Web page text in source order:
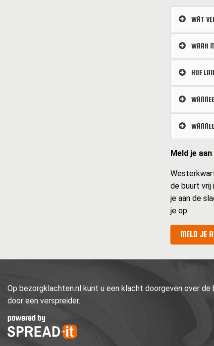
WAT
WAAR
HOE
Meld je
de buurt vrij
je aan de
je op.
MELD JE
Op bezorgklachten.nl kunt u een klacht doorgeven over
door een verspreider.